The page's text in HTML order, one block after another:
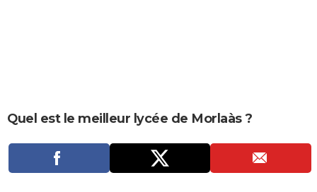
CARTE DE VOEUX
Carte de Noël
Carte Bonne année
Carte Saint-Valentin
Carte Pâques
Carte d'anniversaire
DICTIONNAIRE
Quel est le meilleur lycée de Morlaàs ?